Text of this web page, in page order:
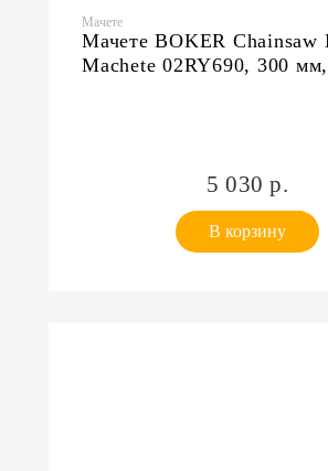
Мачете
Мачете BOKER Chainsaw
Machete 02RY690, 300
5 030 р.
В корзину